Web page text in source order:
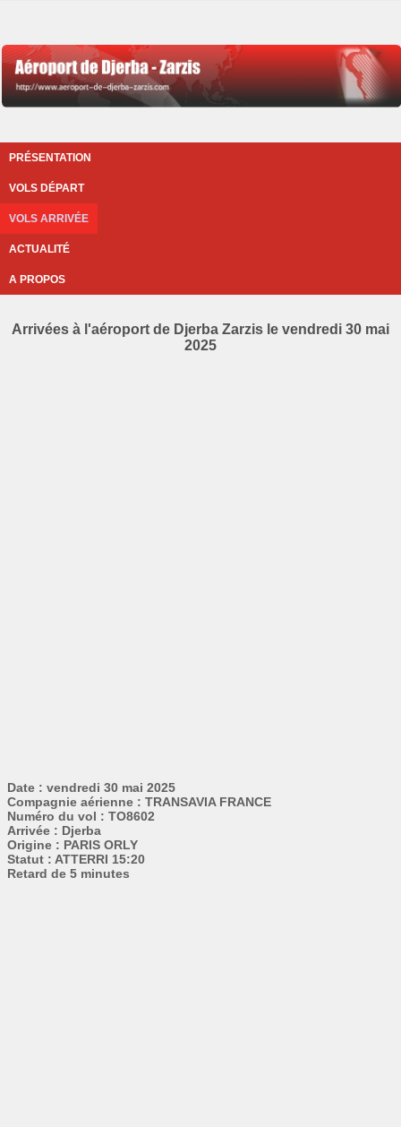
PRÉSENTATION
VOLS DÉPART
VOLS ARRIVÉE
ACTUALITÉ
A PROPOS
Arrivées à l'aéroport de Djerba Zarzis le vendredi 30 mai
2025
Date : vendredi 30 mai 2025
Compagnie aérienne : TRANSAVIA FRANCE
Numéro du vol : TO8602
Arrivée : Djerba
Origine : PARIS ORLY
Statut : ATTERRI 15:20
Retard de 5 minutes